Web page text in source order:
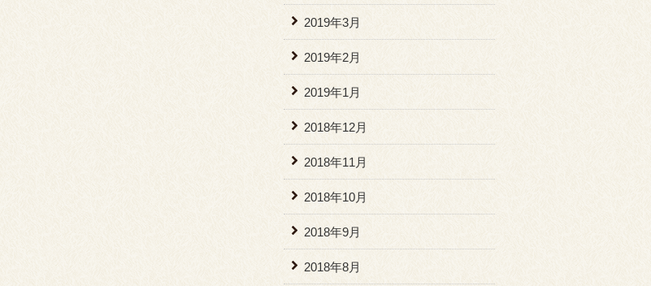
2019年3月
2019年2月
2019年1月
2018年12月
2018年11月
2018年10月
2018年9月
2018年8月